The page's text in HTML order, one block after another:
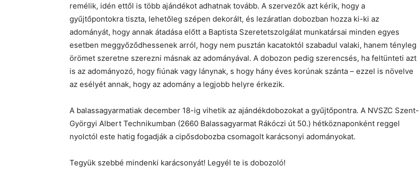
remélik, idén ettől is több ajándékot adhatnak tovább. A szervezők azt kérik, hogy a
gyűjtőpontokra tiszta, lehetőleg szépen dekorált, és lezáratlan dobozban hozza ki-ki az
adományát, hogy annak átadása előtt a Baptista Szeretetszolgálat munkatársai minden egyes
esetben meggyőződhessenek arról, hogy nem pusztán kacatoktól szabadul valaki, hanem tényleg
örömet szeretne szerezni másnak az adományával. A dobozon pedig szerencsés, ha feltünteti azt
is az adományozó, hogy fiúnak vagy lánynak, s hogy hány éves korúnak szánta – ezzel is növelve
az esélyét annak, hogy az adomány a legjobb helyre érkezik.
A balassagyarmatiak december 18-ig vihetik az ajándékdobozokat a gyűjtőpontra. A NVSZC Szent-
Györgyi Albert Technikumban (2660 Balassagyarmat Rákóczi út 50.) hétköznaponként reggel
nyolctól este hatig fogadják a cipősdobozba csomagolt karácsonyi adományokat.
Tegyük szebbé mindenki karácsonyát! Legyél te is dobozoló!